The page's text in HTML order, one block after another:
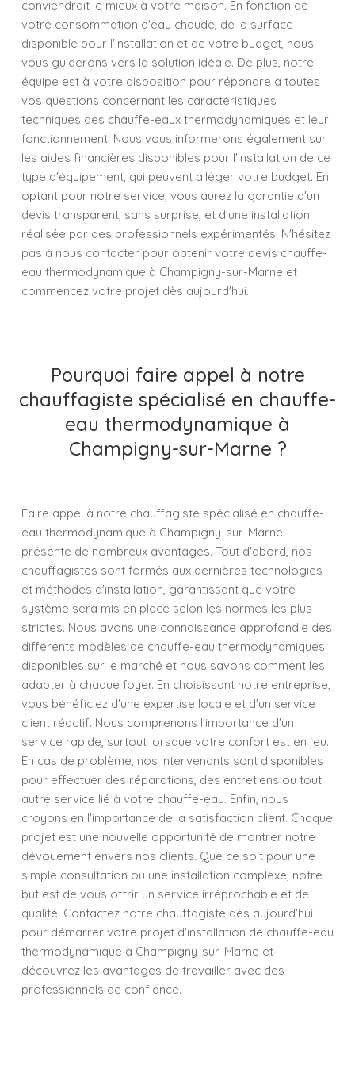
conviendrait le mieux à votre maison. En fonction de
votre consommation d'eau chaude, de la surface
disponible pour l'installation et de votre budget, nous
vous guiderons vers la solution idéale. De plus, notre
équipe est à votre disposition pour répondre à toutes
vos questions concernant les caractéristiques
techniques des chauffe-eaux thermodynamiques et leur
fonctionnement. Nous vous informerons également sur
les aides financières disponibles pour l'installation de ce
type d'équipement, qui peuvent alléger votre budget. En
optant pour notre service, vous aurez la garantie d'un
devis transparent, sans surprise, et d'une installation
réalisée par des professionnels expérimentés. N'hésitez
pas à nous contacter pour obtenir votre devis chauffe-
eau thermodynamique à Champigny-sur-Marne et
commencez votre projet dès aujourd'hui.
Pourquoi faire appel à notre
chauffagiste spécialisé en chauffe-
eau thermodynamique à
Champigny-sur-Marne ?
Faire appel à notre chauffagiste spécialisé en chauffe-
eau thermodynamique à Champigny-sur-Marne
présente de nombreux avantages. Tout d'abord, nos
chauffagistes sont formés aux dernières technologies
et méthodes d'installation, garantissant que votre
système sera mis en place selon les normes les plus
strictes. Nous avons une connaissance approfondie des
différents modèles de chauffe-eau thermodynamiques
disponibles sur le marché et nous savons comment les
adapter à chaque foyer. En choisissant notre entreprise,
vous bénéficiez d'une expertise locale et d'un service
client réactif. Nous comprenons l'importance d'un
service rapide, surtout lorsque votre confort est en jeu.
En cas de problème, nos intervenants sont disponibles
pour effectuer des réparations, des entretiens ou tout
autre service lié à votre chauffe-eau. Enfin, nous
croyons en l'importance de la satisfaction client. Chaque
projet est une nouvelle opportunité de montrer notre
dévouement envers nos clients. Que ce soit pour une
simple consultation ou une installation complexe, notre
but est de vous offrir un service irréprochable et de
qualité. Contactez notre chauffagiste dès aujourd'hui
pour démarrer votre projet d'installation de chauffe-eau
thermodynamique à Champigny-sur-Marne et
découvrez les avantages de travailler avec des
professionnels de confiance.